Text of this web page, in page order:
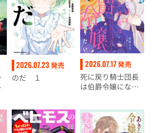
2026.07.23 発売
のだ １
2026.07.17発売
死に戻り騎士団長
は伯爵令嬢になり